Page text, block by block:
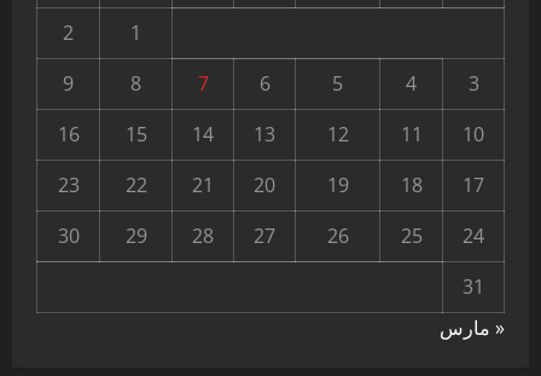
1
2
3
4
5
6
7
8
9
10
11
12
13
14
15
16
17
18
19
20
21
22
23
24
25
26
27
28
29
30
31
« مارس